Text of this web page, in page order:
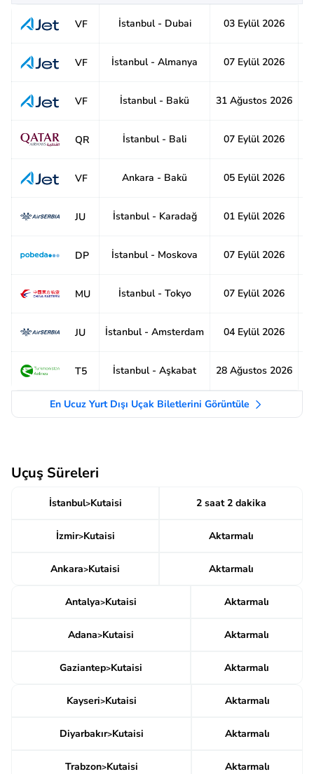
VF İstanbul - Dubai 03 Eylül 2026
VF İstanbul - Almanya 07 Eylül 2026
VF İstanbul - Bakü 31 Ağustos 2026
QR İstanbul - Bali 07 Eylül 2026
VF Ankara - Bakü 05 Eylül 2026
JU İstanbul - Karadağ 01 Eylül 2026
DP İstanbul - Moskova 07 Eylül 2026
MU İstanbul - Tokyo 07 Eylül 2026
JU İstanbul - Amsterdam 04 Eylül 2026
T5 İstanbul - Aşkabat 28 Ağustos 2026
En Ucuz Yurt Dışı Uçak Biletlerini Görüntüle
Uçuş Süreleri
İstanbul>Kutaisi 2 saat 2 dakika
İzmir>Kutaisi Aktarmalı
Ankara>Kutaisi Aktarmalı
Antalya>Kutaisi Aktarmalı
Adana>Kutaisi Aktarmalı
Gaziantep>Kutaisi Aktarmalı
Kayseri>Kutaisi Aktarmalı
Diyarbakır>Kutaisi Aktarmalı
Trabzon>Kutaisi Aktarmalı